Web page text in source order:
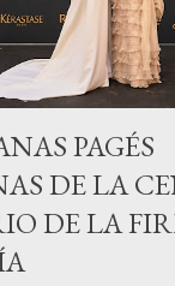
PAGÉS
DE LA
DE LA